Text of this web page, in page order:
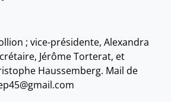
; vice-présidente, Alexandra
Jérôme Torterat, et
Haussemberg. Mail de